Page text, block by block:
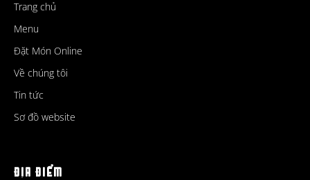
Trang chủ
Menu
Đặt Món Online
Về chúng tôi
Tin tức
Sơ đồ website
ĐỊA ĐIỂM